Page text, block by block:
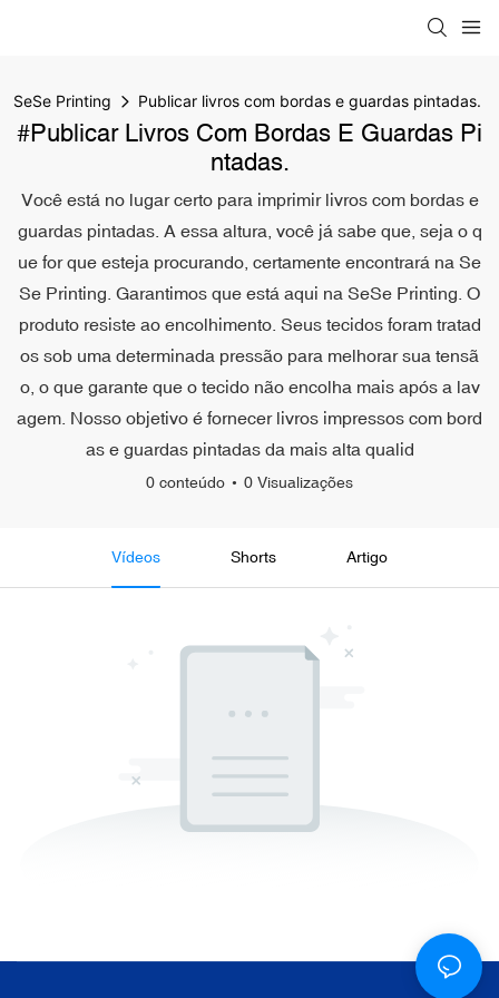
SeSe Printing Publicar livros com bordas e guardas pintadas.
#Publicar Livros Com Bordas E Guardas Pi
Ntadas.
Você está no lugar certo para imprimir livros com bordas e
guardas pintadas. A essa altura, você já sabe que, seja o q
ue for que esteja procurando, certamente encontrará na Se
Se Printing. Garantimos que está aqui na SeSe Printing. O
produto resiste ao encolhimento. Seus tecidos foram tratad
os sob uma determinada pressão para melhorar sua tensã
o, o que garante que o tecido não encolha mais após a lav
agem. Nosso objetivo é fornecer livros impressos com bord
as e guardas pintadas da mais alta qualid
0 conteúdo 0 Visualizações
Vídeos Shorts Artigo